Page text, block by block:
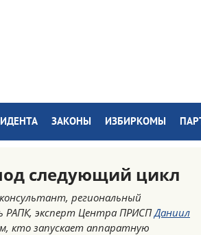
ЗАКОНЫ ИЗБИРКОМЫ
следующий цикл
региональный
РАПК, эксперт Центра ПРИСПДаниил
кто запускает аппаратную